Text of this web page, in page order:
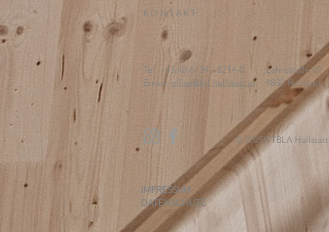
KONTAKT:
Tel: +43 (0) 6134 / 8214-0
Email: office@htl-hallstatt.at
Lahnstraße 69
4830 Hallstatt
© 2025HTBLA Hallstatt
IMPRESSUM
DATENSCHUTZ